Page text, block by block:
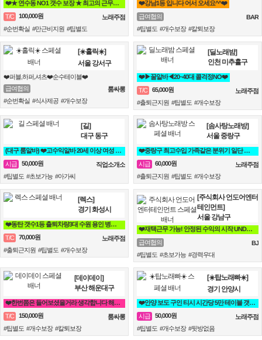
❤️★ 연수동 NO1 갯수 보장 ★ 최고의 근무환경★❤️
T/C
100,000원
노래주점
#순번확실 #만근비지원 #팁별도
❤️강남1등 입니다 어서 오세요^^❤️
급여협의
BAR
#팁별도 #개수보장 #칼퇴보장
[☀️홀릭☀️]
서울 강서구
❤️퍼블,하퍼,셔츠❤️순수테이블❤️
급여협의
룸싸롱
#순번확실 #식사제공 #개수보장
[딜노래밤]
인천 미추홀구
❤️▶꿀알바◀20~40대 콜걱정NO❤️
T/C
65,000원
노래주점
#출퇴근지원 #팁별도 #개수보장
[길]
대구 동구
(대구 룸알바) ❤️고수익알바 20세 이상 여성 누구나 비밀보장❤️
시급
50,000원
직업소개소
#팁별도 #초보가능 #아가씨
[솜사탕노래방]
서울 중랑구
❤️중랑구 최고수입 가족같은 분위기 일단 전화주세요^^❤️
시급
60,000원
노래주점
#출퇴근지원 #팁별도 #개수보장
[렉스]
경기 화성시
❤️동탄 갯수1등 출퇴차량3대 수원 용인 병점 동탄 오산❤️
T/C
70,000원
노래주점
#출퇴근지원 #팁별도 #개수보장
[주식회사 언도어엔터
테인먼트]
서울 강남구
❤️재택근무 가능! 안정된 수익의 시작 UNDOOR 법인소속 인플루언서 채용❤️
급여협의
BJ
#팁별도 #초보가능 #경력우대
[데이데이]
부산 해운대구
❤️한번쯤은 들어보셨을거라 생각합니다 해운대 하면 퀄리티 입니다❤️
T/C
150,000원
룸싸롱
#팁별도 #개수보장 #칼퇴보장
[☀️탑노래빠☀️]
경기 안양시
❤️안양 보도 구인 티시 시간당 5만 테이블 갯수 보장❤️
시급
50,000원
노래주점
#팁별도 #개수보장 #뒷방없음